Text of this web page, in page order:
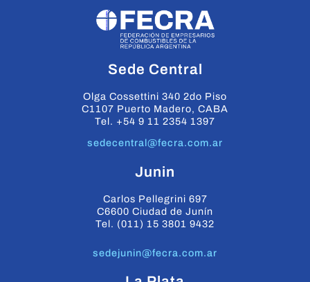
Sede Central
Olga Cossettini 340 2do Piso
C1107 Puerto Madero, CABA
Tel. +54 9 11 2354 1397
sedecentral@fecra.com.ar
Junin
Carlos Pellegrini 697
C6600 Ciudad de Junín
Tel. (011) 15 3801 9432
sedejunin@fecra.com.ar